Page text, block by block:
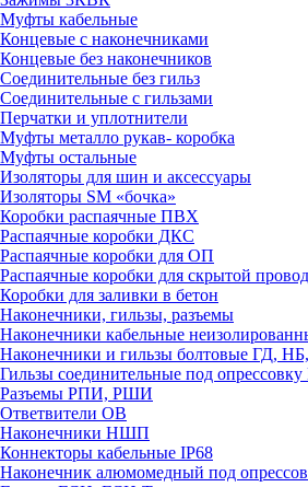
Муфты кабельные
Концевые с наконечниками
Концевые без наконечников
Соединительные без гильз
Соединительные с гильзами
Перчатки и уплотнители
Муфты металло рукав- коробка
Муфты остальные
Изоляторы для шин и аксессуары
Изоляторы SM «бочка»
Коробки распаячные ПВХ
Распаячные коробки ДКС
Распаячные коробки для ОП
Распаячные коробки для скрытой
Коробки для заливки в бетон
Наконечники, гильзы, разъемы
Наконечники кабельные
Наконечники и гильзы болтовые ГД,
Гильзы соединительные под
Разъемы РПИ, РШИ
Ответвители ОВ
Наконечники НШП
Коннекторы кабельные IP68
Наконечник алюмомедный под